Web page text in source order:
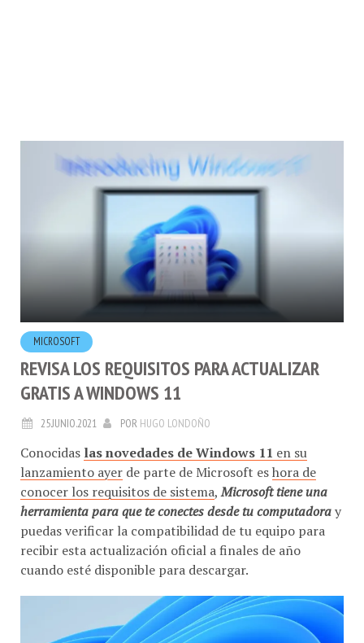
MICROSOFT
REVISA LOS REQUISITOS PARA ACTUALIZAR
GRATIS A WINDOWS 11
25.JUNIO.2021 PORHUGO LONDOÑO
Conocidaslas novedades de Windows 11
lanzamiento ayerde parte de Microsoft es hora de
conocer los requisitos de sistema,Microsoft tiene una
herramienta para que te conectes desde tu computadora
puedas verificar la compatibilidad de tu equipo para
recibir esta actualización oficial a finales de año
cuando esté disponible para descargar.